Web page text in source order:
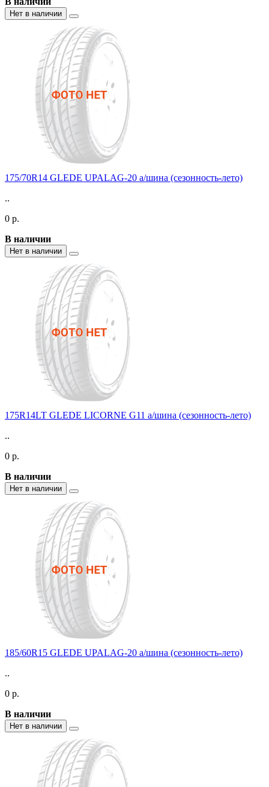
Нет в наличии
175/70R14 GLEDE UPALAG-20 а/шина (сезонность-лето)
..
0 р.
В наличии
Нет в наличии
175R14LT GLEDE LICORNE G11 а/шина (сезонность-лето)
..
0 р.
В наличии
Нет в наличии
185/60R15 GLEDE UPALAG-20 а/шина (сезонность-лето)
..
0 р.
В наличии
Нет в наличии